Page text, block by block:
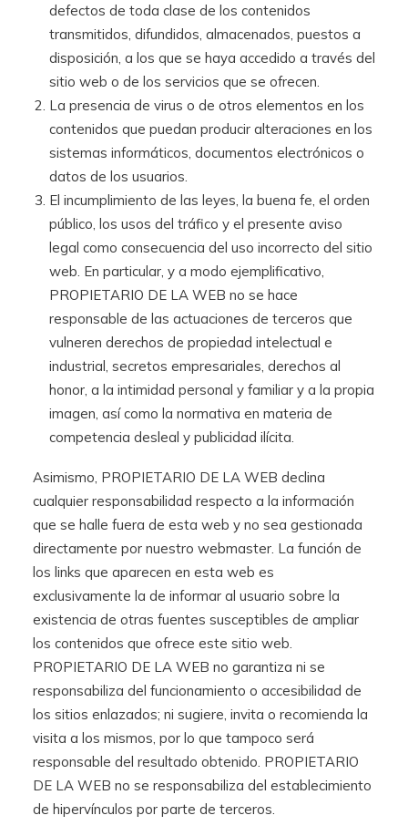
defectos de toda clase de los contenidos
transmitidos, difundidos, almacenados, puestos a
disposición, a los que se haya accedido a través del
sitio web o de los servicios que se ofrecen.
La presencia de virus o de otros elementos en los
contenidos que puedan producir alteraciones en los
sistemas informáticos, documentos electrónicos o
datos de los usuarios.
El incumplimiento de las leyes, la buena fe, el orden
público, los usos del tráfico y el presente aviso
legal como consecuencia del uso incorrecto del sitio
web. En particular, y a modo ejemplificativo,
PROPIETARIO DE LA WEB no se hace
responsable de las actuaciones de terceros que
vulneren derechos de propiedad intelectual e
industrial, secretos empresariales, derechos al
honor, a la intimidad personal y familiar y a la propia
imagen, así como la normativa en materia de
competencia desleal y publicidad ilícita.
Asimismo, PROPIETARIO DE LA WEB declina
cualquier responsabilidad respecto a la información
que se halle fuera de esta web y no sea gestionada
directamente por nuestro webmaster. La función de
los links que aparecen en esta web es
exclusivamente la de informar al usuario sobre la
existencia de otras fuentes susceptibles de ampliar
los contenidos que ofrece este sitio web.
PROPIETARIO DE LA WEB no garantiza ni se
responsabiliza del funcionamiento o accesibilidad de
los sitios enlazados; ni sugiere, invita o recomienda la
visita a los mismos, por lo que tampoco será
responsable del resultado obtenido. PROPIETARIO
DE LA WEB no se responsabiliza del establecimiento
de hipervínculos por parte de terceros.